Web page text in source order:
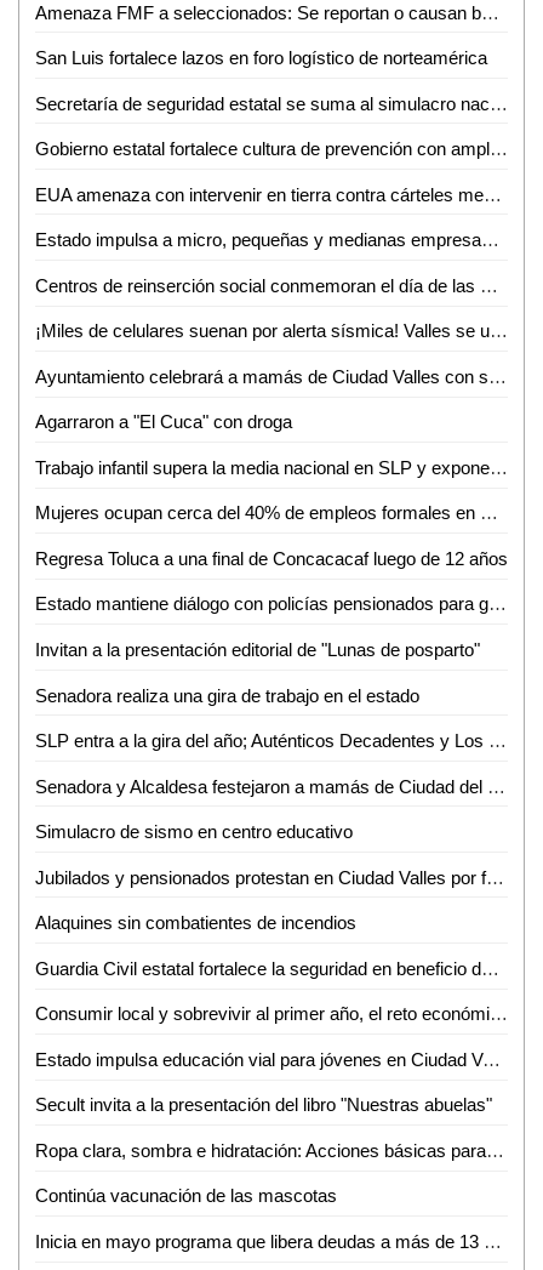
Amenaza FMF a seleccionados: Se reportan o causan baja de la Selección
San Luis fortalece lazos en foro logístico de norteamérica
Secretaría de seguridad estatal se suma al simulacro nacional 2026
Gobierno estatal fortalece cultura de prevención con amplia participación en simulacro nacional 2026
EUA amenaza con intervenir en tierra contra cárteles mexicanos
Estado impulsa a micro, pequeñas y medianas empresas con más de 7.8 mdp en financiamientos
Centros de reinserción social conmemoran el día de las madres con diversas actividades
¡Miles de celulares suenan por alerta sísmica! Valles se une al Simulacro Nacional 2026
Ayuntamiento celebrará a mamás de Ciudad Valles con servicios de belleza gratuitos
Agarraron a "El Cuca" con droga
Trabajo infantil supera la media nacional en SLP y expone a miles de menores
Mujeres ocupan cerca del 40% de empleos formales en San Luis Potosí
Regresa Toluca a una final de Concacacaf luego de 12 años
Estado mantiene diálogo con policías pensionados para garantizar sus derechos
Invitan a la presentación editorial de "Lunas de posparto"
Senadora realiza una gira de trabajo en el estado
SLP entra a la gira del año; Auténticos Decadentes y Los Caligaris harán vibrar el Tangamanga II
Senadora y Alcaldesa festejaron a mamás de Ciudad del Maíz
Simulacro de sismo en centro educativo
Jubilados y pensionados protestan en Ciudad Valles por falta de pagos y adeudos del 2024
Alaquines sin combatientes de incendios
Guardia Civil estatal fortalece la seguridad en beneficio de las y los potosinos
Consumir local y sobrevivir al primer año, el reto económico detrás de los emprendimientos
Estado impulsa educación vial para jóvenes en Ciudad Valles
Secult invita a la presentación del libro "Nuestras abuelas"
Ropa clara, sombra e hidratación: Acciones básicas para enfrentar la ola de calor
Continúa vacunación de las mascotas
Inicia en mayo programa que libera deudas a más de 13 mil mujeres productoras